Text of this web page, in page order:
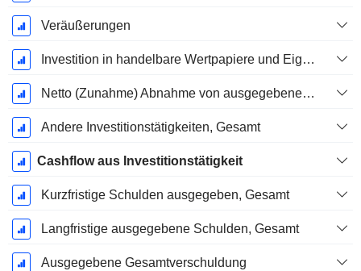
Veräußerungen
Investition in handelbare Wertpapiere und Eigenkapitalinstrumente, Gesamt
Netto (Zunahme) Abnahme von ausgegebenen / verkauften Krediten - Investition
Andere Investitionstätigkeiten, Gesamt
Cashflow aus Investitionstätigkeit
Kurzfristige Schulden ausgegeben, Gesamt
Langfristige ausgegebene Schulden, Gesamt
Ausgegebene Gesamtverschuldung